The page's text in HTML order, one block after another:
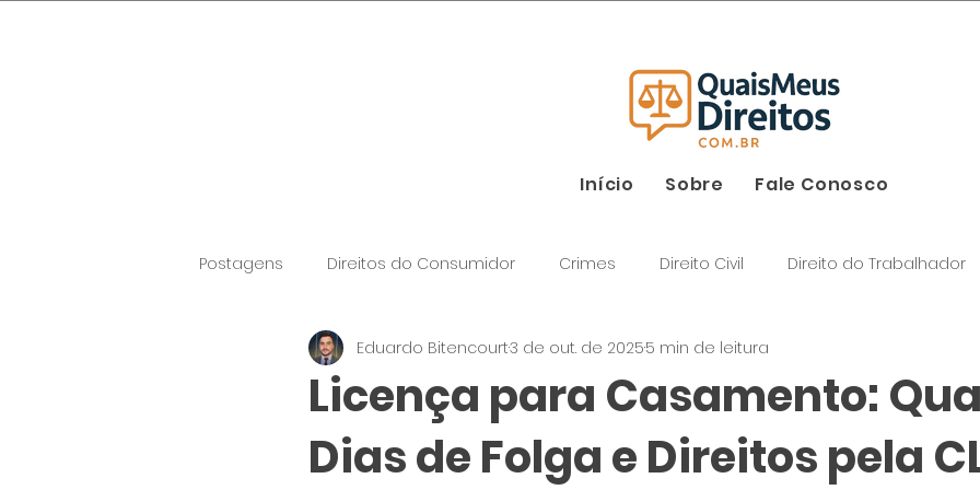
Início Sobre Fale Conosco
Postagens Direitos do Consumidor Crimes Direito Civil Direito do Trabalhador
Licença para Casamento:
Dias de Folga e Direitos pela
Eduardo Bitencourt3 de out. de 20255 min de leitura